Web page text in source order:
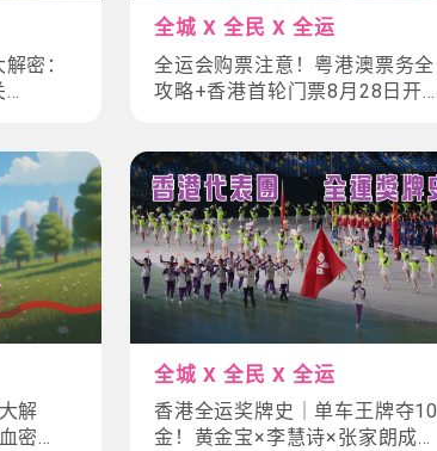
密：
全城 X 全民 X 全运
全运会购票注意！粤港澳票务全
攻略+香港首轮门票8月28日开
解
密
全城 X 全民 X 全运
香港全运奖牌史｜单车王牌夺10
金！黄金宝×李慧诗×张家朗成就